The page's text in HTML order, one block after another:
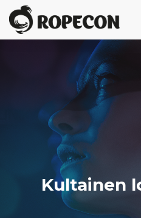
VAPAAEHTOISILLE
OTA YHTEYTTÄKultainen